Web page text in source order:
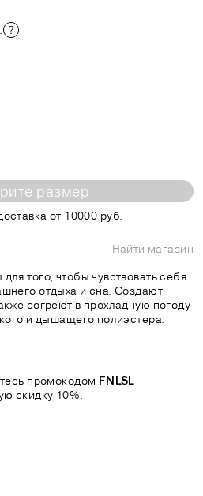
размер
от 10000 руб.
Найти магазин
того, чтобы чувствовать себя
отдыха и сна. Создают
согреют в прохладную погоду
и дышащего полиэстера.
промокодом FNLSL
скидку 10%.